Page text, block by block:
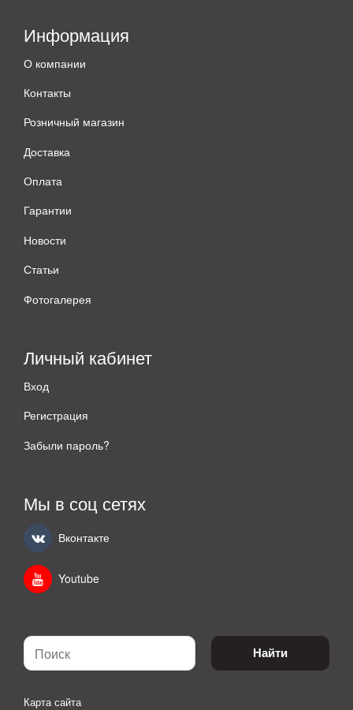
Информация
О компании
Контакты
Розничный магазин
Доставка
Оплата
Гарантии
Новости
Статьи
Фотогалерея
Личный кабинет
Вход
Регистрация
Забыли пароль?
Мы в соц сетях
Вконтакте
Youtube
Найти
Карта сайта